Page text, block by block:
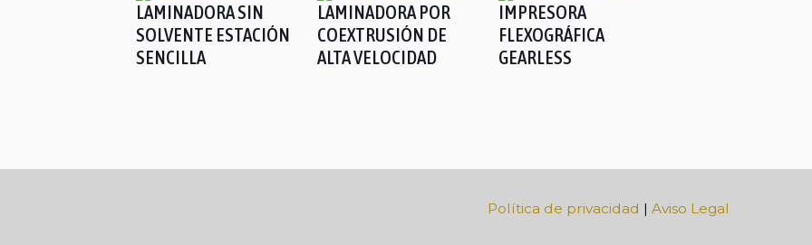
LAMINADORA SIN
SOLVENTE ESTACIÓN
SENCILLA
LAMINADORA POR
COEXTRUSIÓN DE
ALTA VELOCIDAD
IMPRESORA
FLEXOGRÁFICA
GEARLESS
Política de privacidad |Aviso Legal